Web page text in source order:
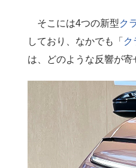
そこには4つの新型ク
しており、なかでも「 ク
は、どのような反響が寄